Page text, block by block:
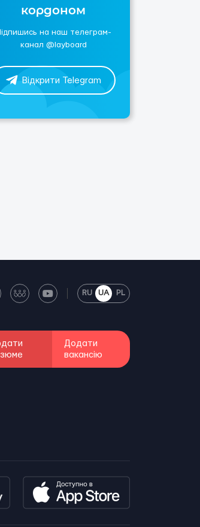
кордоном
на наш телеграм-
канал @layboard
Відкрити Telegram
RU UA PL
Додати
вакансію